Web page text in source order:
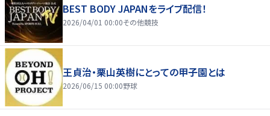
BEST BODY JAPANをライブ配信！
2026/04/01 00:00その他競技
王貞治・栗山英樹にとっての甲子園とは
2026/06/15 00:00野球